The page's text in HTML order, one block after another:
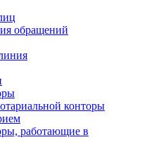
обращений
конторы
работающие в